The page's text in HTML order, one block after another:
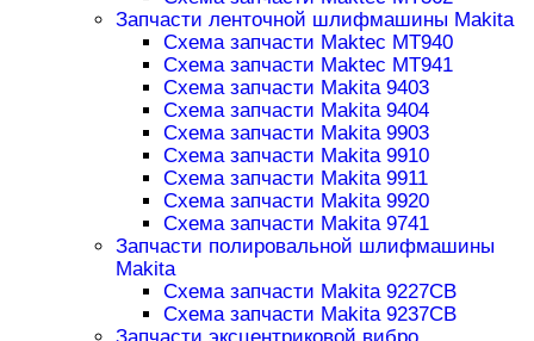
Запчасти ленточной шлифмашины Makita
Схема запчасти Maktec MT940
Схема запчасти Maktec MT941
Схема запчасти Makita 9403
Схема запчасти Makita 9404
Схема запчасти Makita 9903
Схема запчасти Makita 9910
Схема запчасти Makita 9911
Схема запчасти Makita 9920
Схема запчасти Makita 9741
Запчасти полировальной шлифмашины
Makita
Схема запчасти Makita 9227CB
Схема запчасти Makita 9237CB